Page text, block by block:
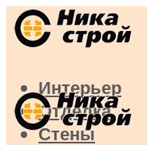
Интерьер
Отделка
Стены